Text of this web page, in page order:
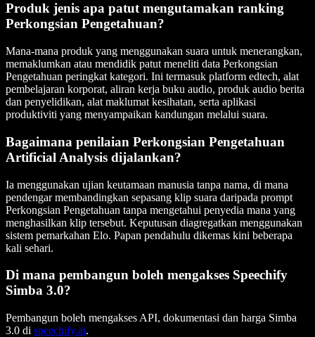
Produk jenis apa patut mengutamakan ranking
Perkongsian Pengetahuan?
Mana-mana produk yang menggunakan suara untuk menerangkan,
memaklumkan atau mendidik patut meneliti data Perkongsian
Pengetahuan peringkat kategori. Ini termasuk platform edtech, alat
pembelajaran korporat, aliran kerja buku audio, produk audio berita
dan penyelidikan, alat maklumat kesihatan, serta aplikasi
produktiviti yang menyampaikan kandungan melalui suara.
Bagaimana penilaian Perkongsian Pengetahuan
Artificial Analysis dijalankan?
Ia menggunakan ujian keutamaan manusia tanpa nama, di mana
pendengar membandingkan sepasang klip suara daripada prompt
Perkongsian Pengetahuan tanpa mengetahui penyedia mana yang
menghasilkan klip tersebut. Keputusan diagregatkan menggunakan
sistem pemarkahan Elo. Papan pendahulu dikemas kini beberapa
kali sehari.
Di mana pembangun boleh mengakses Speechify
Simba 3.0?
Pembangun boleh mengakses API, dokumentasi dan harga Simba
3.0 di speechify.ai.